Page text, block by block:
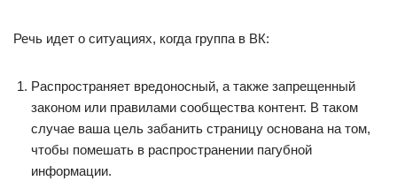
Речь идет о ситуациях, когда группа в ВК:
Распространяет вредоносный, а также запрещенный
законом или правилами сообщества контент. В таком
случае ваша цель забанить страницу основана на том,
чтобы помешать в распространении пагубной
информации.